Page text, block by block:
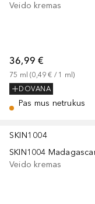
Veido kremas
36,99 €
75 ml (0,49 € / 1 ml)
DOVANA
Pas mus netrukus
SKIN1004
Veido kremas